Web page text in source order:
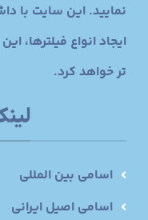
ایجاد انواع فیلترها،
تر خواهد کرد.
اسامی بین المللی
اسامی اصیل ایرانی